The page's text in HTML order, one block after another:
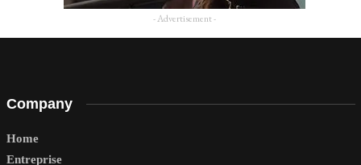
- Advertisement -
Company
Home
Entreprise